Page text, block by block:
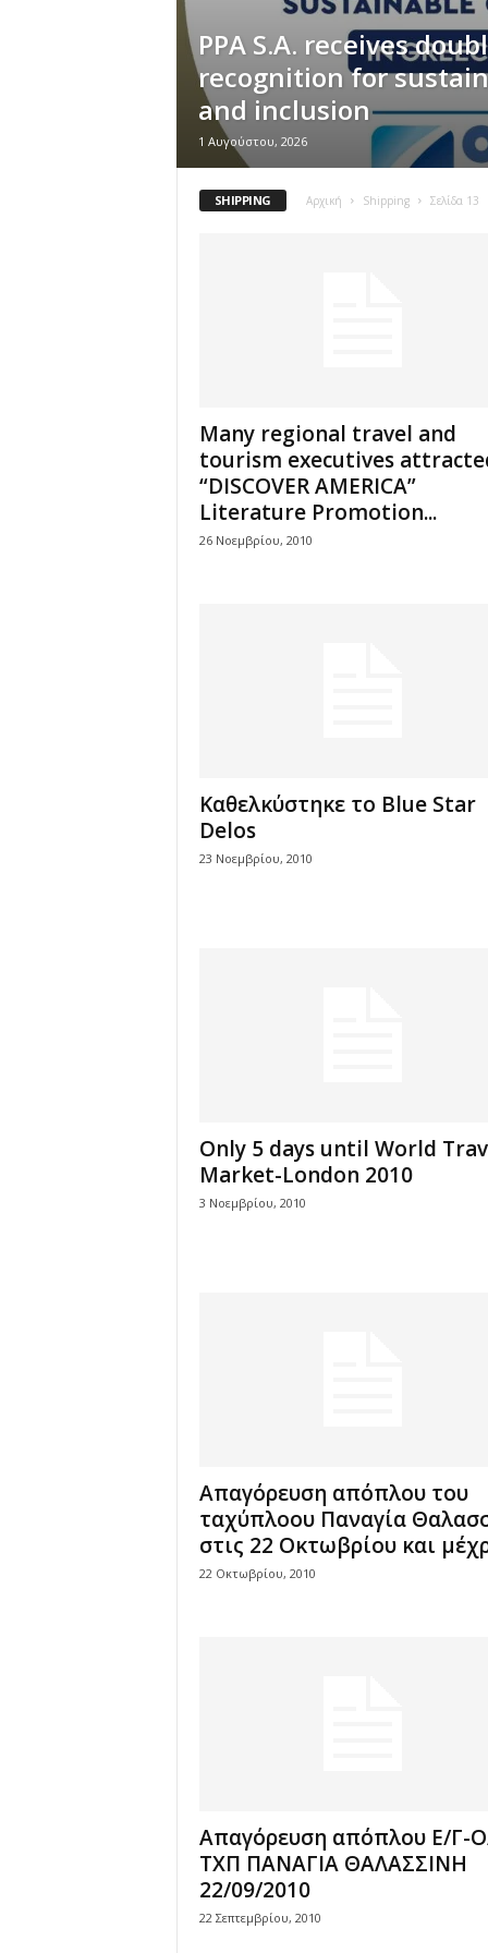
PPA S.A. receives
recognition for
and inclusion
1 Αυγούστου, 2026
SHIPPING Αρχική Shipping Σελίδα 13
Many regional travel and
tourism executives
“DISCOVER AMERICA”
Literature Promotion...
26 Νοεμβρίου, 2010
Καθελκύστηκε το Blue Star
Delos
23 Νοεμβρίου, 2010
Οnly 5 days until World
Market-London 2010
3 Νοεμβρίου, 2010
Απαγόρευση απόπλου του
ταχύπλοου Παναγία
στις 22 Οκτωβρίου και
22 Οκτωβρίου, 2010
Απαγόρευση απόπλου Ε/Γ-
ΤΧΠ ΠΑΝΑΓΙΑ ΘΑΛΑΣΣΙΝΗ
22/09/2010
22 Σεπτεμβρίου, 2010